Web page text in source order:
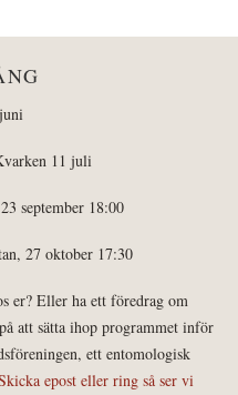
11 juli
september 18:00
27 oktober 17:30
er? Eller ha ett föredrag om
att sätta ihop programmet inför
ett entomologisk
epost eller ring så ser vi